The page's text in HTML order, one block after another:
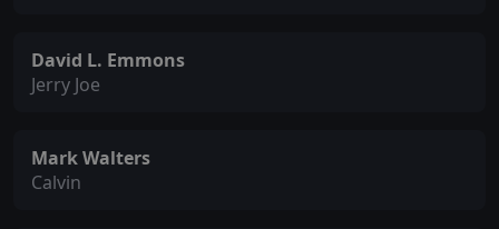
David L. Emmons
Jerry Joe
Mark Walters
Calvin